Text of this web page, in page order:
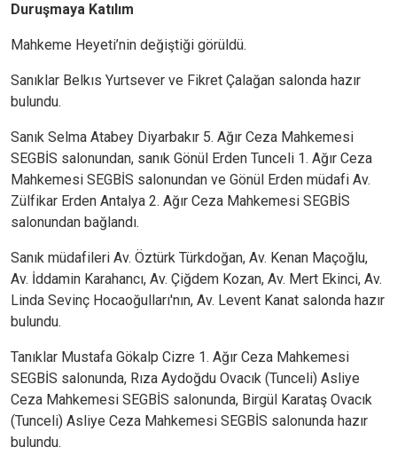
Duruşmaya Katılım
Mahkeme Heyeti’nin değiştiği görüldü.
Sanıklar Belkıs Yurtsever ve Fikret Çalağan salonda hazır
bulundu.
Sanık Selma Atabey Diyarbakır 5. Ağır Ceza Mahkemesi
SEGBİS salonundan, sanık Gönül Erden Tunceli 1. Ağır Ceza
Mahkemesi SEGBİS salonundan ve Gönül Erden müdafi Av.
Zülfikar Erden Antalya 2. Ağır Ceza Mahkemesi SEGBİS
salonundan bağlandı.
Sanık müdafileri Av. Öztürk Türkdoğan, Av. Kenan Maçoğlu,
Av. İddamin Karahancı, Av. Çiğdem Kozan, Av. Mert Ekinci, Av.
Linda Sevinç Hocaoğulları'nın, Av. Levent Kanat salonda hazır
bulundu.
Tanıklar Mustafa Gökalp Cizre 1. Ağır Ceza Mahkemesi
SEGBİS salonunda, Rıza Aydoğdu Ovacık (Tunceli) Asliye
Ceza Mahkemesi SEGBİS salonunda, Birgül Karataş Ovacık
(Tunceli) Asliye Ceza Mahkemesi SEGBİS salonunda hazır
bulundu.